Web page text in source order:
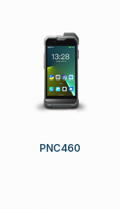
PNC460